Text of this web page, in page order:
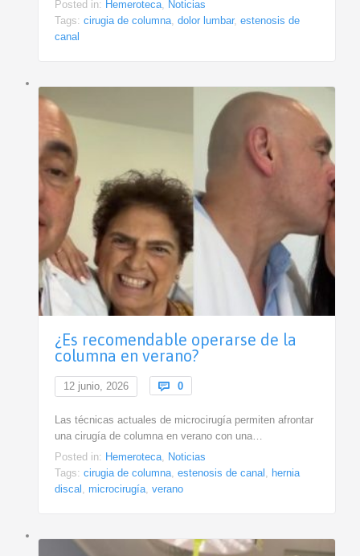
Posted in: Hemeroteca, Noticias
Tags: cirugia de columna, dolor lumbar, estenosis de
canal
¿Es recomendable operarse de la
columna en verano?
12 junio, 2026  0Comments
Las técnicas actuales de microcirugía permiten afrontar
una cirugía de columna en verano con una…
Posted in: Hemeroteca, Noticias
Tags: cirugia de columna, estenosis de canal , hernia
discal , microcirugía, verano